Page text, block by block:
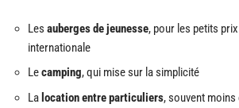
Les auberges de jeunesse, pour les petits
internationale
Lecamping, qui mise sur la simplicité
La location entre particuliers, souvent